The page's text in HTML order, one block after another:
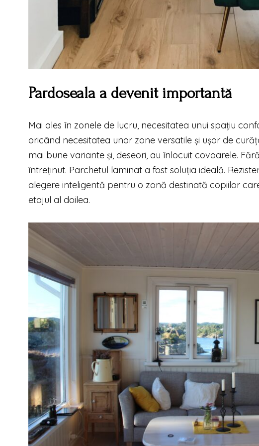
Pardoseala a devenit importantă
Mai ales în zonele de lucru, necesitatea unui spațiu
oricând necesitatea unor zone versatile și ușor de
mai bune variante și, deseori, au înlocuit covoarele.
întreținut. Parchetul laminat a fost soluția ideală.
alegere inteligentă pentru o zonă destinată copiilor
etajul al doilea.